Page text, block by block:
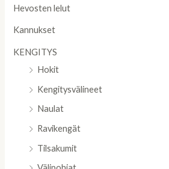
Hevosten lelut
Kannukset
KENGITYS
Hokit
Kengitysvälineet
Naulat
Ravikengät
Tilsakumit